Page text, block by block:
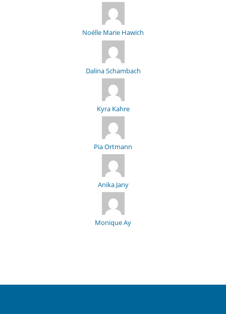
Noélle Marie Hawich
Dalina Schambach
Kyra Kahre
Pia Ortmann
Anika Jany
Monique Ay